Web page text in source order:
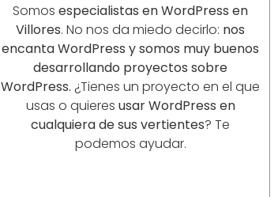
Somos especialistas en WordPress en
Villores. No nos da miedo decirlo: nos
encanta WordPress y somos muy buenos
desarrollando proyectos sobre
WordPress. ¿Tienes un proyecto en el que
usas o quieres usar WordPress en
cualquiera de sus vertientes? Te
podemos ayudar.